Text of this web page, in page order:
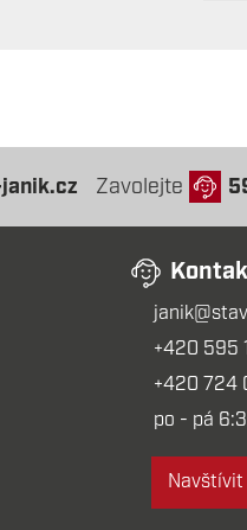
Zavolejte
+420 595
+420 724
po - pá
Navštívit